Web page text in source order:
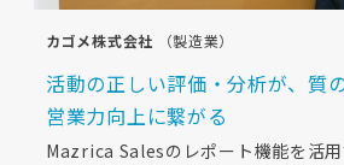
カゴメ株式会社 （製造業）
活動の正しい評価・分析が、質
営業力向上に繋がる
Mazrica Salesのレポート機能を活